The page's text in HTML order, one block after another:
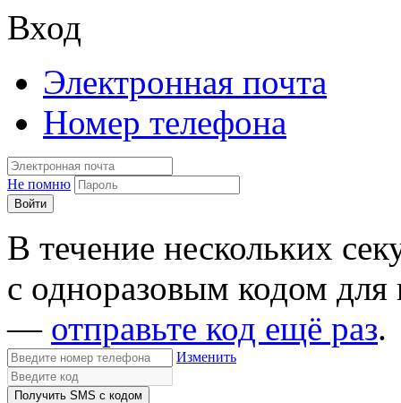
Вход
Электронная почта
Номер телефона
Не помню
Войти
В течение нескольких
с одноразовым кодом
— отправьте код ещё раз.
Изменить
Получить SMS c кодом